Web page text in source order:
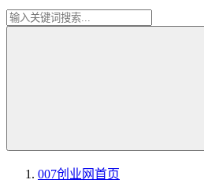
007创业网首页